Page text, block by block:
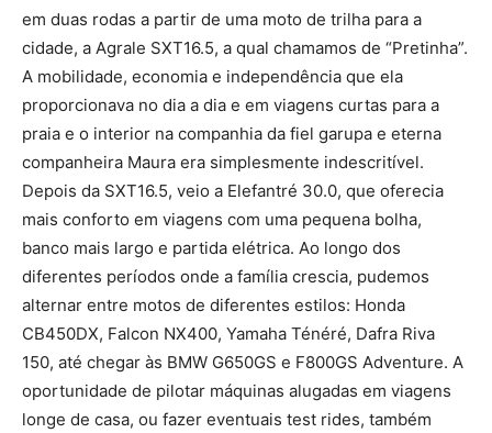
em duas rodas a partir de uma moto de trilha para a
cidade, a Agrale SXT16.5, a qual chamamos de “Pretinha”.
A mobilidade, economia e independência que ela
proporcionava no dia a dia e em viagens curtas para a
praia e o interior na companhia da fiel garupa e eterna
companheira Maura era simplesmente indescritível.
Depois da SXT16.5, veio a Elefantré 30.0, que oferecia
mais conforto em viagens com uma pequena bolha,
banco mais largo e partida elétrica. Ao longo dos
diferentes períodos onde a família crescia, pudemos
alternar entre motos de diferentes estilos: Honda
CB450DX, Falcon NX400, Yamaha Ténéré, Dafra Riva
150, até chegar às BMW G650GS e F800GS Adventure. A
oportunidade de pilotar máquinas alugadas em viagens
longe de casa, ou fazer eventuais test rides, também